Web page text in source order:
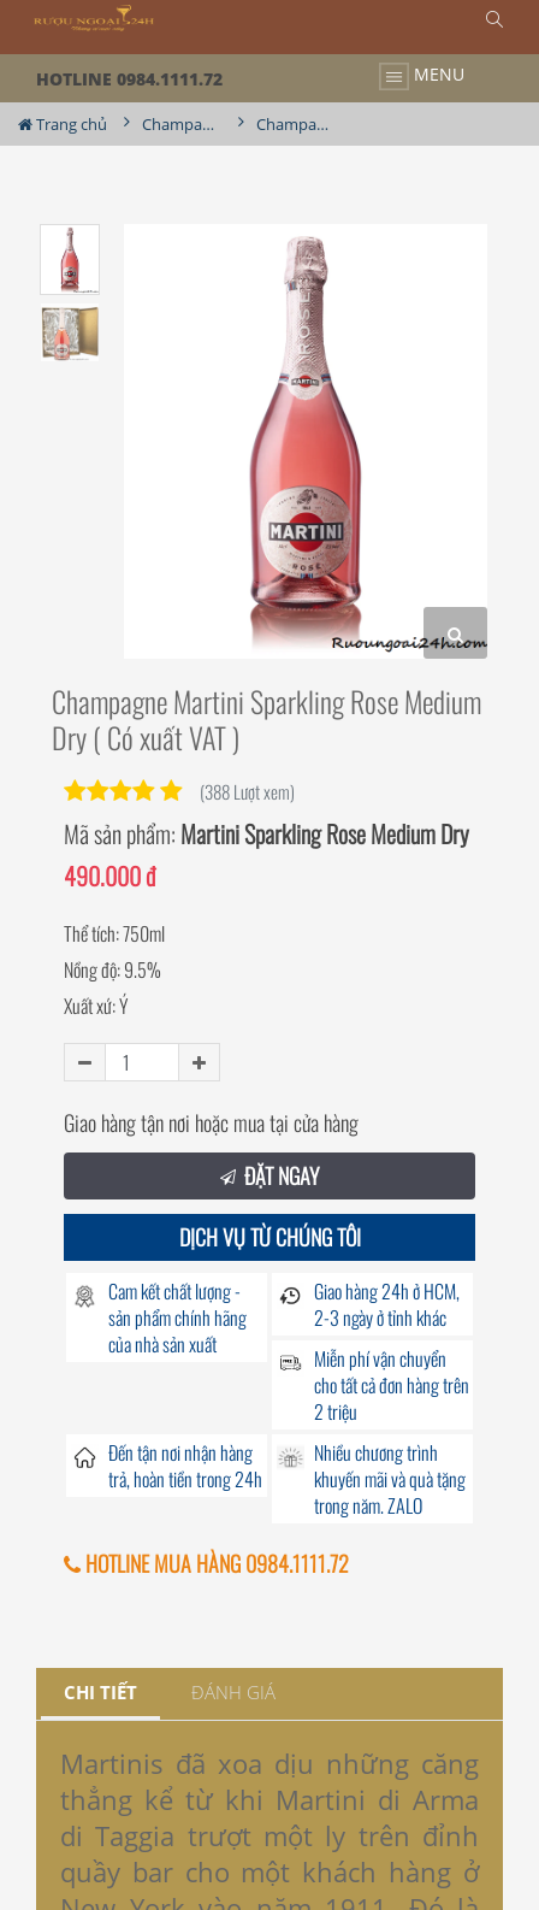
HOTLINE 0984.1111.72 MENU
Trang chủ Champagne / Vang Nổ Champagne Martini Sparkling Rose Medium Dry ( Có xuất VAT )
Champagne Martini Sparkling Rose Medium
Dry ( Có xuất VAT )
(388 Lượt xem)
Mã sản phẩm: Martini Sparkling Rose Medium Dry
490.000 đ
Thể tích: 750ml
Nồng độ: 9.5%
Xuất xứ: Ý
Giao hàng tận nơi hoặc mua tại cửa hàng
ĐẶT NGAY
DỊCH VỤ TỪ CHÚNG TÔI
Cam kết chất lượng -
sản phẩm chính hãng
của nhà sản xuất
Giao hàng24hở HCM,
2-3 ngày ở tỉnh khác
Miễn phí vận chuyển
cho tất cả đơn hàng trên
2 triệu
Đếntận nơinhận hàng
trả, hoàn tiền trong24h
Nhiều chương trình
khuyến mãivà quà tặng
trong năm. ZALO
HOTLINE MUA HÀNG 0984.1111.72
CHI TIẾT ĐÁNH GIÁ
Martinis đã xoa dịu những căng
thẳng kể từ khi Martini di Arma
di Taggia trượt một ly trên đỉnh
quầy bar cho một khách hàng ở